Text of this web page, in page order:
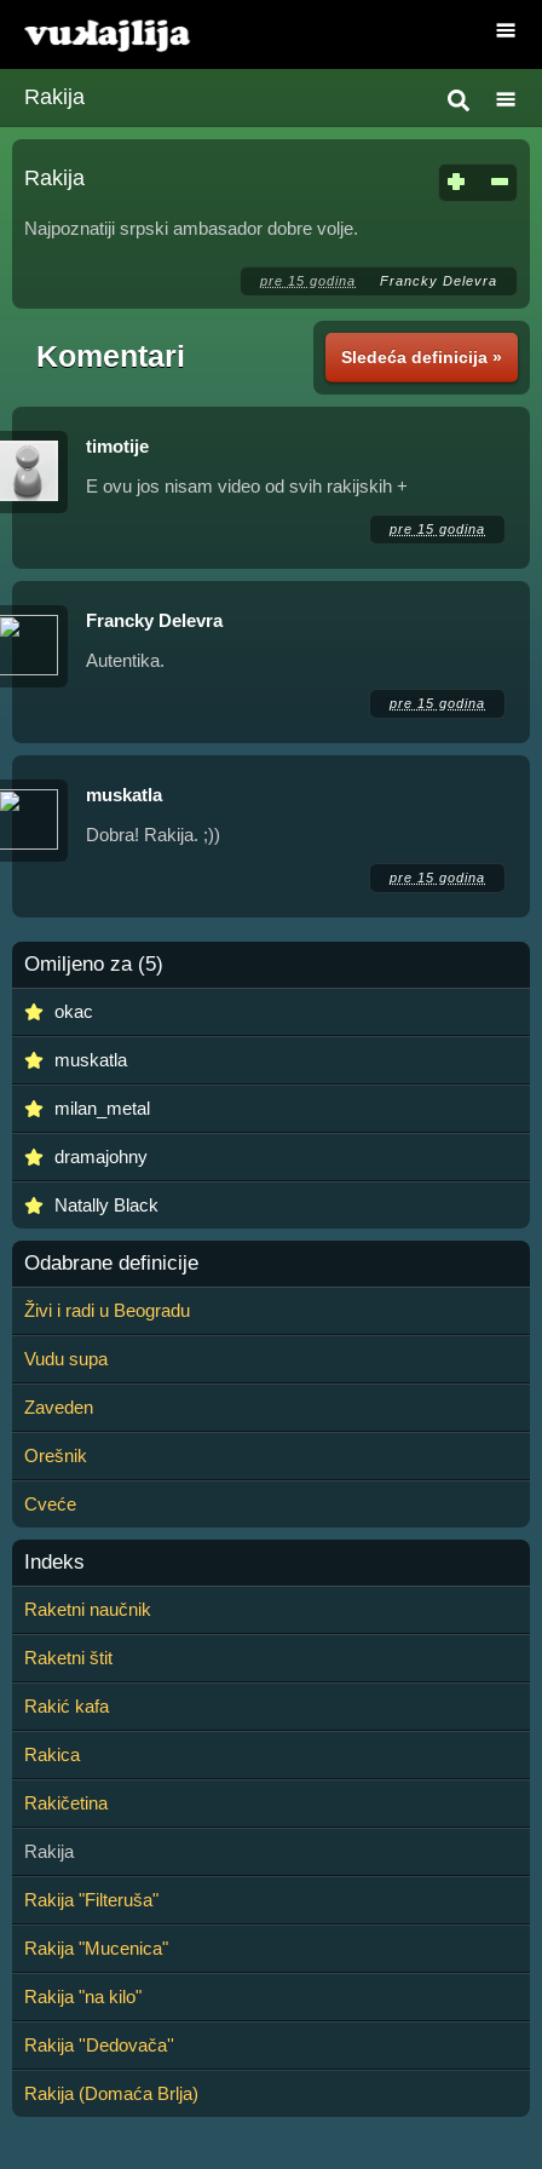
Rakija
Rakija
Najpoznatiji srpski ambasador dobre volje.
pre 15 godina Francky Delevra
Sledeća definicija »
Komentari
timotije
E ovu jos nisam video od svih rakijskih +
pre 15 godina
Francky Delevra
Autentika.
pre 15 godina
muskatla
Dobra! Rakija. ;))
pre 15 godina
Omiljeno za (5)
okac
muskatla
milan_metal
dramajohny
Natally Black
Odabrane definicije
Živi i radi u Beogradu
Vudu supa
Zaveden
Orešnik
Cveće
Indeks
Raketni naučnik
Raketni štit
Rakić kafa
Rakica
Rakičetina
Rakija
Rakija "Filteruša"
Rakija "Mucenica"
Rakija "na kilo"
Rakija ''Dedovača''
Rakija (Domaća Brlja)